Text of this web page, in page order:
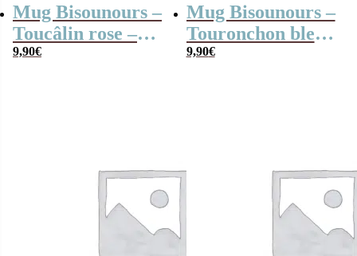
Mug Bisounours –
Toucâlin rose –
Cadeau
9,90€
Mug Bisounours –
Touronchon bleu –
Cadeau
9,90€